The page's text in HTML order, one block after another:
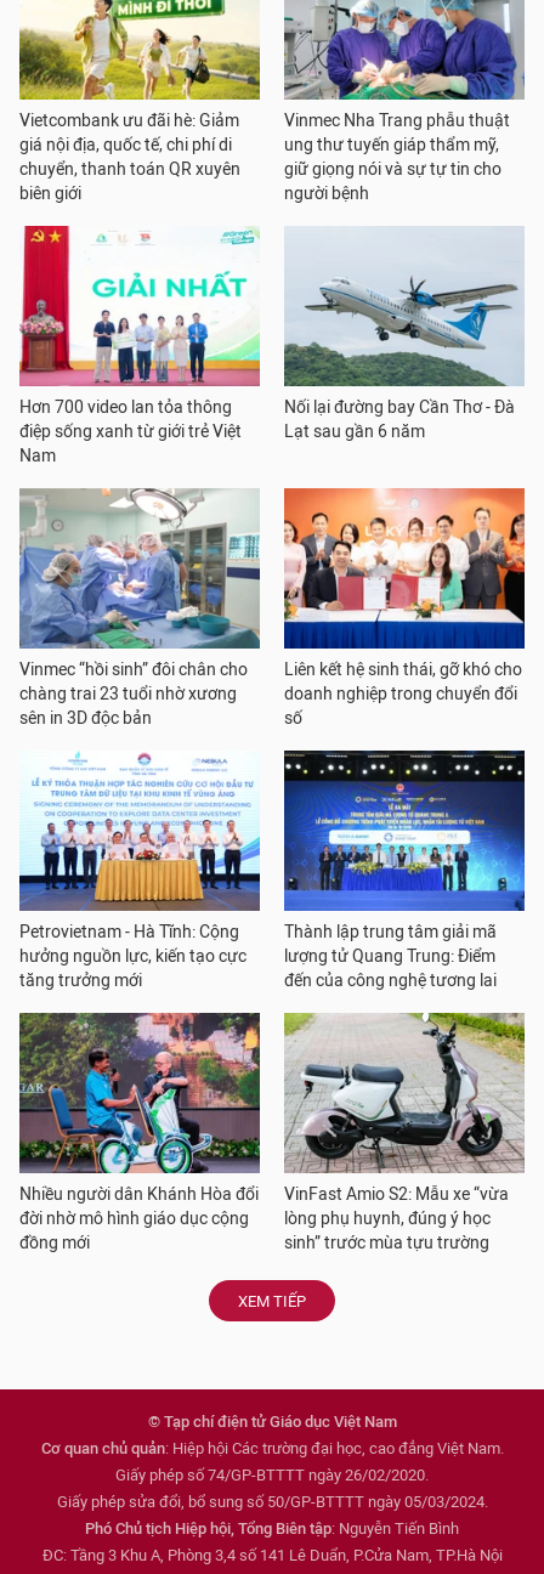
Vietcombank ưu đãi hè: Giảm
giá nội địa, quốc tế, chi phí di
chuyển, thanh toán QR xuyên
biên giới
Vinmec Nha Trang phẫu thuật
ung thư tuyến giáp thẩm mỹ,
giữ giọng nói và sự tự tin cho
người bệnh
Hơn 700 video lan tỏa thông
điệp sống xanh từ giới trẻ Việt
Nam
Nối lại đường bay Cần Thơ - Đà
Lạt sau gần 6 năm
Vinmec “hồi sinh” đôi chân cho
chàng trai 23 tuổi nhờ xương
sên in 3D độc bản
Liên kết hệ sinh thái, gỡ khó cho
doanh nghiệp trong chuyển đổi
số
Petrovietnam - Hà Tĩnh: Cộng
hưởng nguồn lực, kiến tạo cực
tăng trưởng mới
Thành lập trung tâm giải mã
lượng tử Quang Trung: Điểm
đến của công nghệ tương lai
Nhiều người dân Khánh Hòa đổi
đời nhờ mô hình giáo dục cộng
đồng mới
VinFast Amio S2: Mẫu xe “vừa
lòng phụ huynh, đúng ý học
sinh” trước mùa tựu trường
XEM TIẾP
© Tạp chí điện tử Giáo dục Việt Nam
Cơ quan chủ quản: Hiệp hội Các trường đại học, cao đẳng Việt Nam.
Giấy phép số 74/GP-BTTTT ngày 26/02/2020.
Giấy phép sửa đổi, bổ sung số 50/GP-BTTTT ngày 05/03/2024.
Phó Chủ tịch Hiệp hội, Tổng Biên tập: Nguyễn Tiến Bình
ĐC: Tầng 3 Khu A, Phòng 3,4 số 141 Lê Duẩn, P.Cửa Nam, TP.Hà Nội